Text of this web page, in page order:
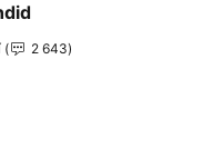
seznam oblíbených
2 643